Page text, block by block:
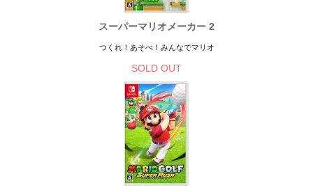
スーパーマリオメーカー 2
つくれ！あそべ！みんなでマリオ
SOLD OUT